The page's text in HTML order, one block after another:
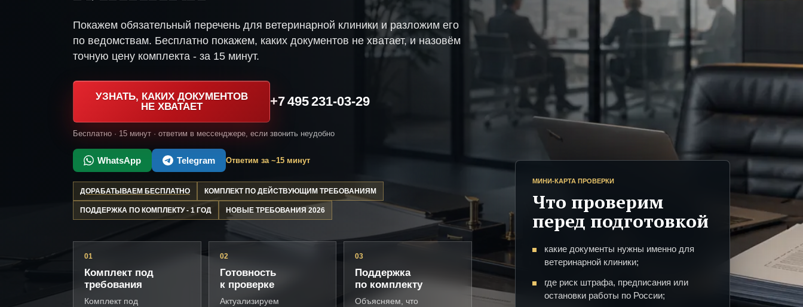
Покажем обязательный перечень для ветеринарной клиники и разложим его
по ведомствам. Бесплатно покажем, каких документов не хватает, и назовём
точную цену комплекта - за 15 минут.
УЗНАТЬ, КАКИХ ДОКУМЕНТОВ
НЕ ХВАТАЕТ
+7 495 231-03-29
Бесплатно · 15 минут · ответим в мессенджере, если звонить неудобно
WhatsApp Telegram Ответим за ~15 минут
ДОРАБАТЫВАЕМ БЕСПЛАТНО КОМПЛЕКТ ПО ДЕЙСТВУЮЩИМ ТРЕБОВАНИЯМ
ПОДДЕРЖКА ПО КОМПЛЕКТУ - 1 ГОД НОВЫЕ ТРЕБОВАНИЯ 2026
01
Комплект под
требования
Комплект под
02
Готовность
к проверке
Актуализируем
03
Поддержка
по комплекту
Объясняем, что
МИНИ-КАРТА ПРОВЕРКИ
Что проверим
перед подготовкой
какие документы нужны именно для
ветеринарной клиники;
где риск штрафа, предписания или
остановки работы по России;